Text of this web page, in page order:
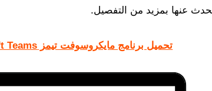
عنها بمزيد من التفصيل.
تحميل برنامج مايكروسوفت تيمز Microsoft Teams للكمبيوتر مجانا 2024